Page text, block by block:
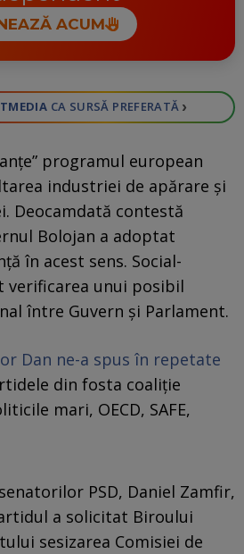
ACUM
CA SURSĂ PREFERATĂ ›
programul european
industriei de apărare și
Deocamdată contestă
Bolojan a adoptat
în acest sens. Social-
verificarea unui posibil
între Guvern și Parlament.
Dan ne-a spus în repetate
din fosta coaliţie
mari, OECD, SAFE,
PSD, Daniel Zamfir,
a solicitat Biroului
sesizarea Comisiei de